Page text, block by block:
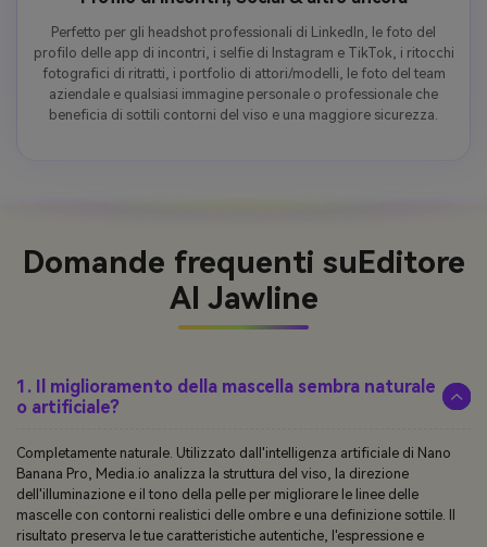
Perfetto per gli headshot professionali di LinkedIn, le foto del
profilo delle app di incontri, i selfie di Instagram e TikTok, i ritocchi
fotografici di ritratti, i portfolio di attori/modelli, le foto del team
aziendale e qualsiasi immagine personale o professionale che
beneficia di sottili contorni del viso e una maggiore sicurezza.
Domande frequenti suEditore
AI Jawline
1. Il miglioramento della mascella sembra naturale
o artificiale?
Completamente naturale. Utilizzato dall'intelligenza artificiale di Nano
Banana Pro, Media.io analizza la struttura del viso, la direzione
dell'illuminazione e il tono della pelle per migliorare le linee delle
mascelle con contorni realistici delle ombre e una definizione sottile. Il
risultato preserva le tue caratteristiche autentiche, l'espressione e